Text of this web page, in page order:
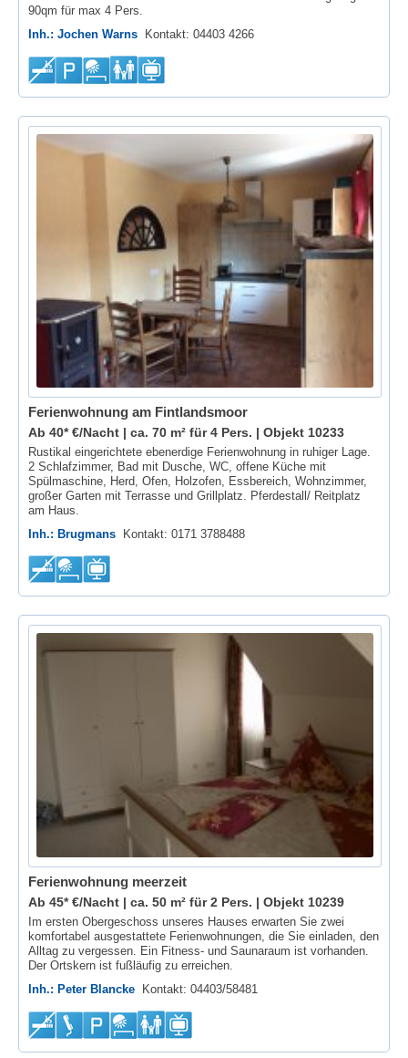
90qm für max 4 Pers.
Inh.: Jochen Warns
Kontakt: 04403 4266
Ferienwohnung am Fintlandsmoor
Ab 40* €/Nacht | ca. 70 m² für 4 Pers. | Objekt 10233
Rustikal eingerichtete ebenerdige Ferienwohnung in ruhiger Lage.
2 Schlafzimmer, Bad mit Dusche, WC, offene Küche mit
Spülmaschine, Herd, Ofen, Holzofen, Essbereich, Wohnzimmer,
großer Garten mit Terrasse und Grillplatz. Pferdestall/ Reitplatz
am Haus.
Inh.: Brugmans
Kontakt: 0171 3788488
Ferienwohnung meerzeit
Ab 45* €/Nacht | ca. 50 m² für 2 Pers. | Objekt 10239
Im ersten Obergeschoss unseres Hauses erwarten Sie zwei
komfortabel ausgestattete Ferienwohnungen, die Sie einladen, den
Alltag zu vergessen. Ein Fitness- und Saunaraum ist vorhanden.
Der Ortskern ist fußläufig zu erreichen.
Inh.: Peter Blancke
Kontakt: 04403/58481